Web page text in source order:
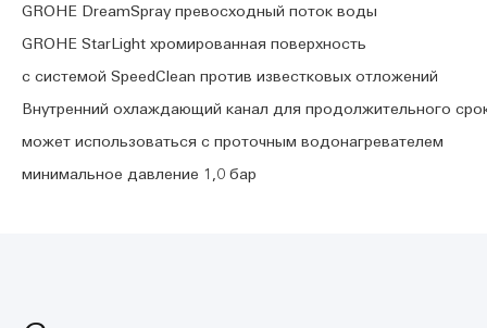
GROHE DreamSpray превосходный поток воды
GROHE StarLight хромированная поверхность
с системой SpeedClean против известковых отложений
Внутренний охлаждающий канал для продолжительного
может использоваться с проточным водонагревателем
минимальное давление 1,0 бар